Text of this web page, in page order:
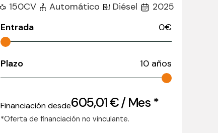
150CV Automático Diésel
2025
Entrada
0€
Plazo 10 años
Financiación desde605,01€/ Mes *
*Oferta de financiación no vinculante.